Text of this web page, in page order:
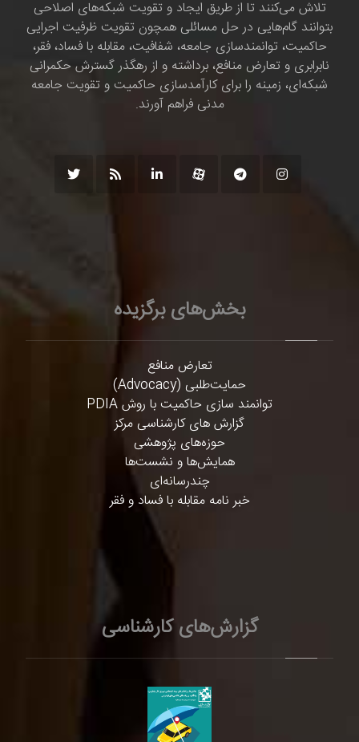
تلاش می‌کنند تا از طریق ایجاد و تقویت شبکه‌های اصلاحی
بتوانند گام‌هایی در حل مسائلی همچون تقویت ظرفیت اجرایی
حاکمیت، توانمندسازی جامعه، شفافیت، مقابله با فساد، فقر،
نابرابری و تعارض منافع، برداشته و از رهگذر گسترش حکمرانی
شبکه‌ای، زمینه را برای کارآمدسازی حاکمیت و تقویت جامعه
مدنی فراهم آورند.
بخش‌های برگزیده
تعارض منافع
حمایت‌طلبی (Advocacy)
توانمند سازی حاکمیت با روش PDIA
گزارش های کارشناسی مرکز
حوزه‌های پژوهشی
همایش‌ها و نشست‌ها
چندرسانه‌ای
خبر نامه مقابله با فساد و فقر
گزارش‌های کارشناسی